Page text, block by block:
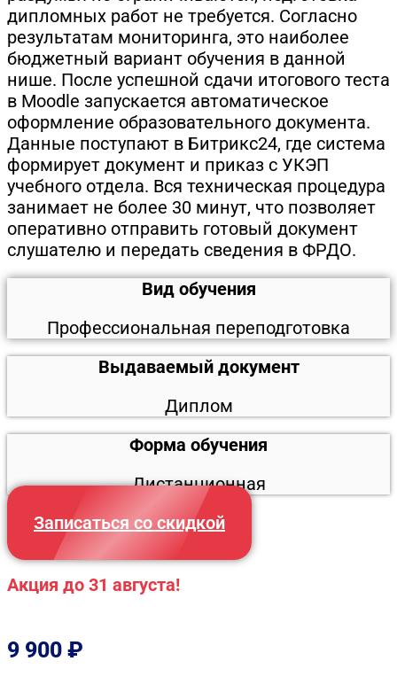
дипломных работ не требуется. Согласно
результатам мониторинга, это наиболее
бюджетный вариант обучения в данной
нише. После успешной сдачи итогового теста
в Moodle запускается автоматическое
оформление образовательного документа.
Данные поступают в Битрикс24, где система
формирует документ и приказ с УКЭП
учебного отдела. Вся техническая процедура
занимает не более 30 минут, что позволяет
оперативно отправить готовый документ
слушателю и передать сведения в ФРДО.
Вид обучения
Профессиональная переподготовка
Выдаваемый документ
Диплом
Форма обучения
Дистанционная
Записаться со скидкой
Акция до 31 августа!
9 900 ₽